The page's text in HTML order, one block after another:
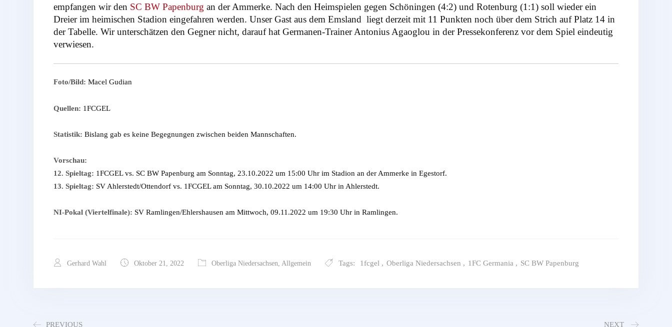
empfangen wir den SC BW Papenburg an der Ammerke. Nach den Heimspielen gegen Schöningen (4:2) und Rotenburg (1:1) soll wieder ein
Dreier im heimischen Stadion eingefahren werden. Unser Gast aus dem Emsland liegt derzeit mit 11 Punkten noch über dem Strich auf Platz 14 in
der Tabelle. Wir unterschätzen den Gegner nicht, darauf hat Germanen-Trainer Antonius Agaoglou in der Pressekonferenz vor dem Spiel eindeutig
verwiesen.
Foto/Bild: Macel Gudian
Quellen: 1FCGEL
Statistik: Bislang gab es keine Begegnungen zwischen beiden Mannschaften.
Vorschau:
12. Spieltag: 1FCGEL vs. SC BW Papenburg am Sonntag, 23.10.2022 um 15:00 Uhr im Stadion an der Ammerke in Egestorf.
13. Spieltag: SV Ahlerstedt/Ottendorf vs. 1FCGEL am Sonntag, 30.10.2022 um 14:00 Uhr in Ahlerstedt.
NI-Pokal (Viertelfinale): SV Ramlingen/Ehlershausen am Mittwoch, 09.11.2022 um 19:30 Uhr in Ramlingen.
Gerhard Wahl Oktober 21, 2022 Oberliga Niedersachsen Allgemein Tags: 1fcgel , Oberliga Niedersachsen , 1FC Germania , SC BW Papenburg
PREVIOUS NEXT